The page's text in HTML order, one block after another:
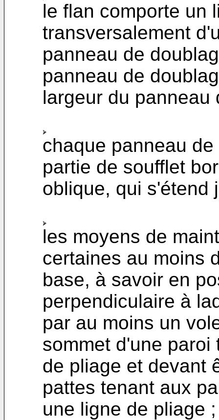
le flan comporte un
transversalement
panneau de
panneau de
largeur du panneau
chaque panneau
partie de soufflet
oblique, qui s'étend
les moyens de
certaines au moins
base, à savoir en
perpendiculaire à
par au moins un
sommet d'une
de pliage et devant
pattes tenant aux
une ligne de pliage ;